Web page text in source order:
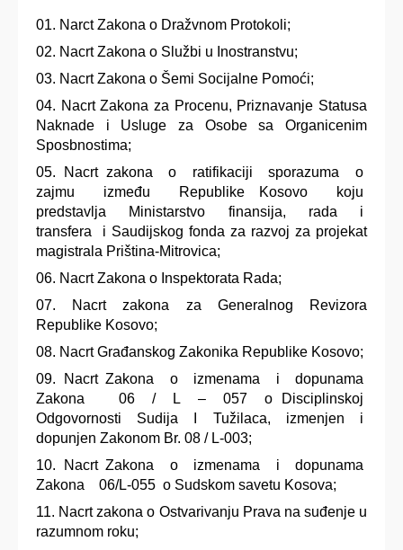
Narct Zakona o Dražvnom Protokoli;
Nacrt Zakona o Službi u Inostranstvu;
Nacrt Zakona o Šemi Socijalne Pomoći;
Nacrt Zakona za Procenu, Priznavanje Statusa
Naknade i Usluge za Osobe sa Organicenim
Sposbnostima;
Nacrt zakona o ratifikaciji sporazuma o
zajmu između Republike Kosovo koju
predstavlja Ministarstvo finansija, rada i
transfera i Saudijskog fonda za razvoj za projekat
magistrala Priština-Mitrovica;
Nacrt Zakona o Inspektorata Rada;
Nacrt zakona za Generalnog Revizora
Republike Kosovo;
Nacrt Građanskog Zakonika Republike Kosovo;
Nacrt Zakona o izmenama i dopunama
Zakona 06 / L – 057 o Disciplinskoj
Odgovornosti Sudija I Tužilaca, izmenjen i
dopunjen Zakonom Br. 08 / L-003;
Nacrt Zakona o izmenama i dopunama
Zakona 06/L-055 o Sudskom savetu Kosova;
Nacrt zakona o Ostvarivanju Prava na suđenje u
razumnom roku;